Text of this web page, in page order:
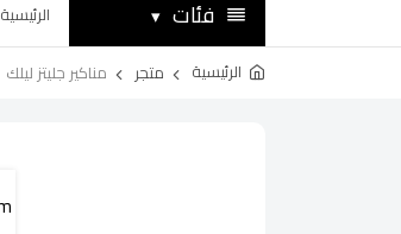
فئات ▾ الرئيسية
الرئيسية متجر مناكير جليتز ليلك